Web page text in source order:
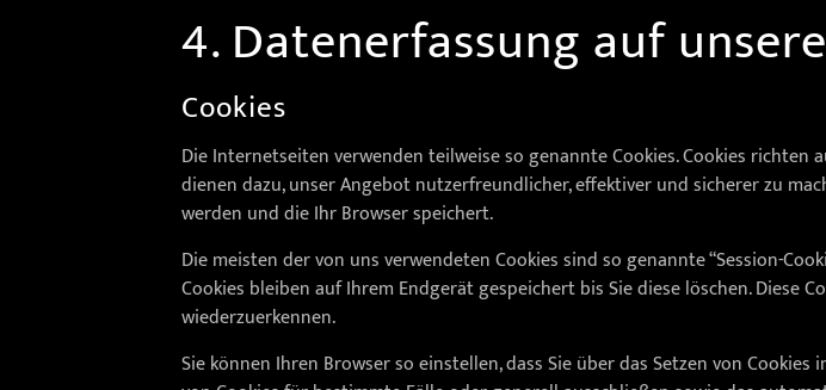
4. Datenerfassung auf
Cookies
Die Internetseiten verwenden teilweise so genannte Cookies. Cookies richten
dienen dazu, unser Angebot nutzerfreundlicher, effektiver und sicherer zu
werden und die Ihr Browser speichert.
Die meisten der von uns verwendeten Cookies sind so genannte “Session-
Cookies bleiben auf Ihrem Endgerät gespeichert bis Sie diese löschen. Diese
wiederzuerkennen.
Sie können Ihren Browser so einstellen, dass Sie über das Setzen von